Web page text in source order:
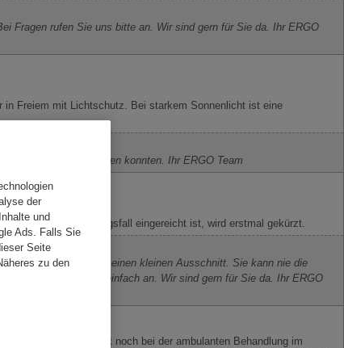
Fragen rufen Sie uns bitte an. Wir sind gern für Sie da. Ihr ERGO
in Freiem mit Lichtschutz. Bei starkem Sonnenlicht ist eine
die Sachlage so klären konnten. Ihr ERGO Team
ein Versicherungsfall eingereicht ist, wird erstmal gekürzt.
zeigt immer nur einen kleinen Ausschnitt. Sie kann nie die
Dann rufen Sie uns einfach an. Wir sind gern für Sie da. Ihr ERGO
Weder beim Arzt noch bei der ambulanten Behandlung im
der
und
Ads. Falls Sie
Seite
zu den